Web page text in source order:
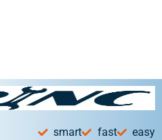
smart fast easy